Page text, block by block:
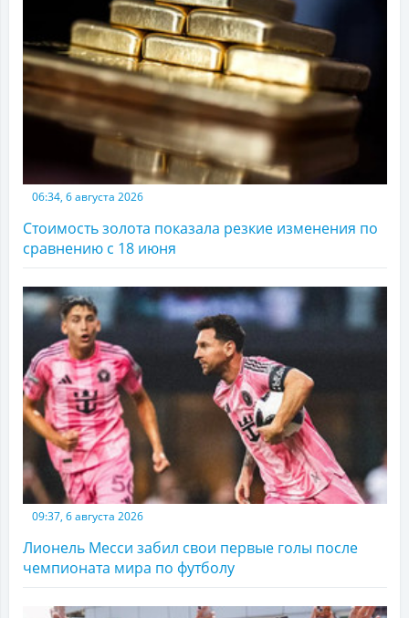
06:34, 6 августа 2026
Стоимость золота показала резкие изменения по
сравнению с 18 июня
09:37, 6 августа 2026
Лионель Месси забил свои первые голы после
чемпионата мира по футболу